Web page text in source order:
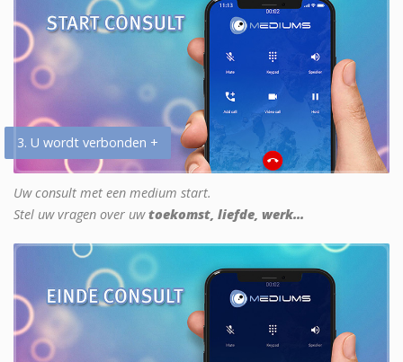
3. U wordt verbonden +
Uw consult met een medium start.
Stel uw vragen over uwtoekomst, liefde, werk...